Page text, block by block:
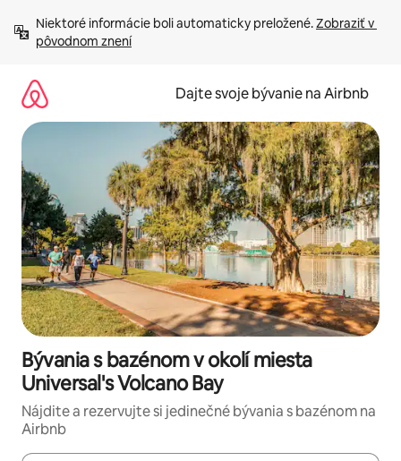
obsah.
Niektoré informácie boli automaticky preložené. Zobraziť v
pôvodnom znení
Dajte svoje bývanie na Airbnb
Bývania s bazénom v okolí miesta
Universal's Volcano Bay
Nájdite a rezervujte si jedinečné bývania s bazénom na
Airbnb